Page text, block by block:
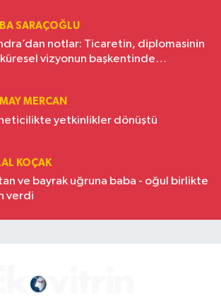
SARAÇOĞLU
notlar: Ticaretin, diplomasinin
vizyonun başkentinde
MERCAN
yetkinlikler dönüştü
KOÇAK
ve bayrak uğruna baba - oğul birlikte
verdi